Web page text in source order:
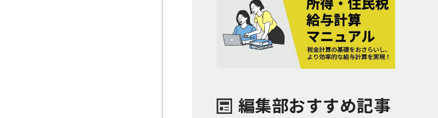
編集部おすすめ記事